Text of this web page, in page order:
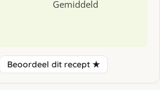
Gemiddeld
Beoordeel dit recept ★